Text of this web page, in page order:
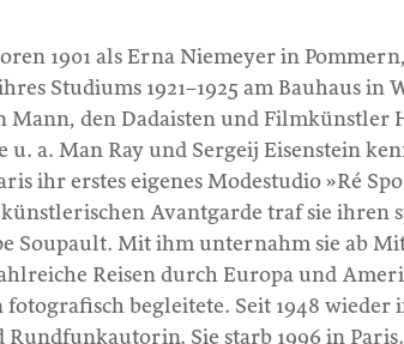
1901 als Erna Niemeyer in
Studiums 1921–1925 am Bauhaus in
Mann, den Dadaisten und Filmkünstler
a. Man Ray und Sergeij Eisenstein
ihr erstes eigenes Modestudio »Ré
Avantgarde traf sie ihren
Soupault. Mit ihm unternahm sie ab
Reisen durch Europa und
fotografisch begleitete. Seit 1948 wieder
Rundfunkautorin. Sie starb 1996 in Paris.